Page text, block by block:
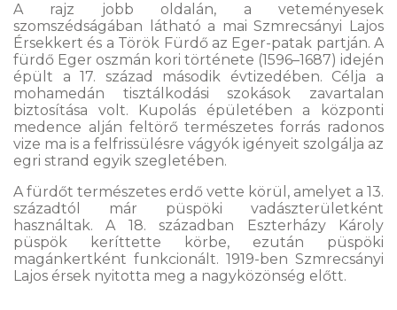
A rajz jobb oldalán, a veteményesek
szomszédságában látható a mai Szmrecsányi Lajos
Érsekkert és a Török Fürdő az Eger-patak partján. A
fürdő Eger oszmán kori története (1596–1687) idején
épült a 17. század második évtizedében. Célja a
mohamedán tisztálkodási szokások zavartalan
biztosítása volt. Kupolás épületében a központi
medence alján feltörő természetes forrás radonos
vize ma is a felfrissülésre vágyók igényeit szolgálja az
egri strand egyik szegletében.
A fürdőt természetes erdő vette körül, amelyet a 13.
századtól már püspöki vadászterületként
használtak. A 18. században Eszterházy Károly
püspök keríttette körbe, ezután püspöki
magánkertként funkcionált. 1919-ben Szmrecsányi
Lajos érsek nyitotta meg a nagyközönség előtt.